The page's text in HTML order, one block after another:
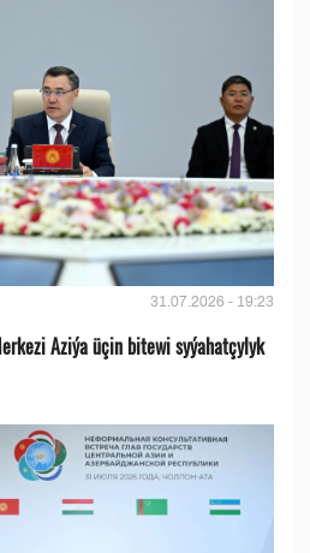
31.07.2026 - 19:23
Aziýa üçin bitewi syýahatçylyk